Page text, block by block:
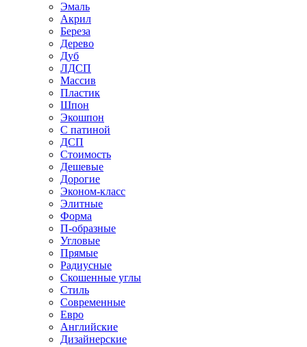
Эмаль
Акрил
Береза
Дерево
Дуб
ЛДСП
Массив
Пластик
Шпон
Экошпон
С патиной
ДСП
Стоимость
Дешевые
Дорогие
Эконом-класс
Элитные
Форма
П-образные
Угловые
Прямые
Радиусные
Скошенные углы
Стиль
Современные
Евро
Английские
Дизайнерские